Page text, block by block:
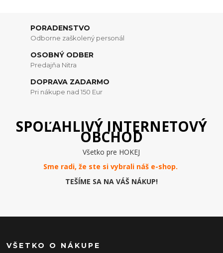
PORADENSTVO
Odborne zaškolený personál
OSOBNÝ ODBER
Predajňa Nitra
DOPRAVA ZADARMO
Pri nákupe nad 150 Eur
SPOĽAHLIVÝ INTERNETOVÝ
OBCHOD
Všetko pre HOKEJ
Sme radi, že ste si vybrali náš e-shop.
TEŠÍME SA NA VÁŠ NÁKUP!
VŠETKO O NÁKUPE